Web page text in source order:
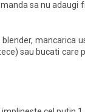
sa nu adaugi
mancarica
sau bucati care